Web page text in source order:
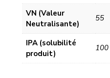
VN (Valeur
Neutralisante)
55
IPA (solubilité
produit)
100